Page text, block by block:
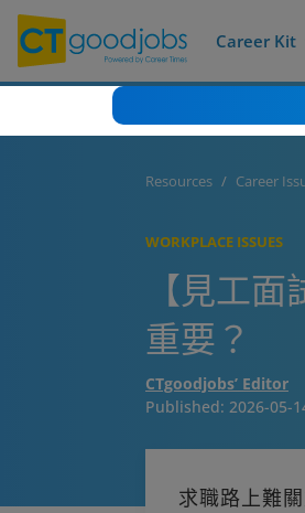
Career Kit
Resources Career
WORKPLACE ISSUES
【見工
重要？
CTgoodjobs’ Editor
Published: 2026-05-
求職路上難